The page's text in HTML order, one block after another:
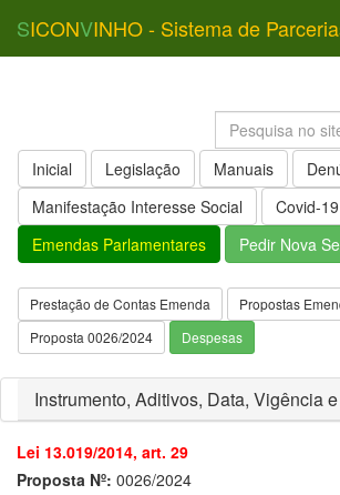
SICONVINHO - Sistema de
Inicial Legislação Manuais
Manifestação Interesse Social
Covid-19
Emendas Parlamentares
Pedir Nova
Prestação de Contas Emenda
Propostas
Proposta 0026/2024
Despesas
Instrumento, Aditivos, Data, Vigência
Lei 13.019/2014, art. 29
Proposta Nº: 0026/2024